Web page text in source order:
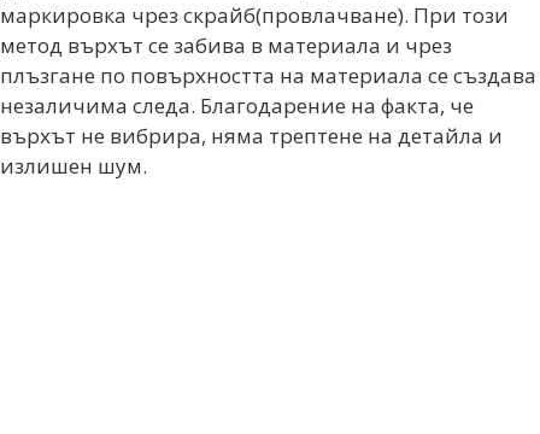
маркировка чрез скрайб(провлачване). При този
метод върхът се забива в материала и чрез
плъзгане по повърхността на материала се създава
незаличима следа. Благодарение на факта, че
върхът не вибрира, няма трептене на детайла и
излишен шум.